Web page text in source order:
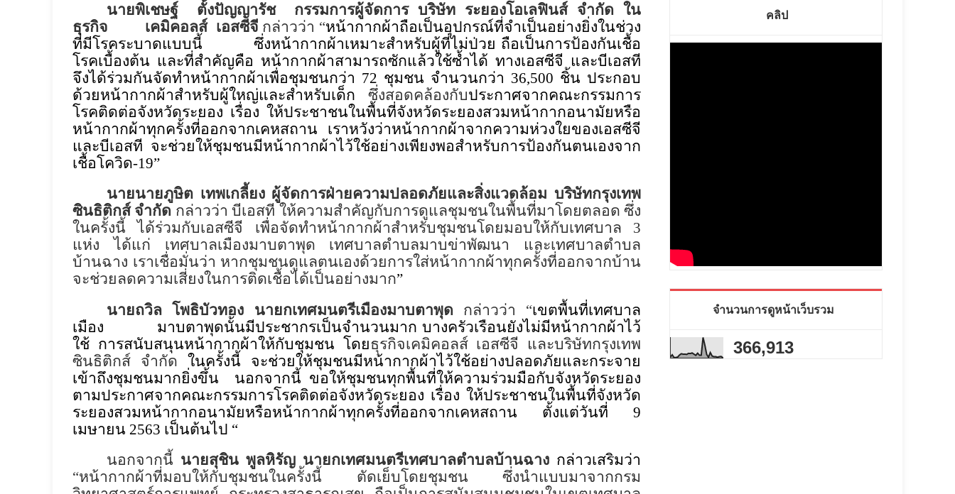
นายพิเชษฐ์ ตั้งปัญญารัช
กรรมการผู้จัดการ บริษัท ระยองโอเลฟินส์ จำกัด ใน
ธุรกิจ
เคมิคอลส์ เอสซีจี กล่าวว่า “หน้ากากผ้าถือเป็นอุปกรณ์ที่จำเป็นอย่างยิ่งในช่วง
ที่มีโรคระบาดแบบนี้
ซึ่งหน้ากากผ้าเหมาะสำหรับผู้ที่ไม่ป่วย ถือเป็นการป้องกันเชื้อ
โรคเบื้องต้น และที่สำคัญคือ หน้ากากผ้าสามารถซักแล้วใช้ซ้ำได้ ทางเอสซีจี และบีเอสที
จึงได้ร่วมกันจัดทำหน้ากากผ้าเพื่อชุมชนกว่า 72 ชุมชน จำนวนกว่า 36,500 ชิ้น ประกอบ
ด้วยหน้ากากผ้าสำหรับผู้ใหญ่และสำหรับเด็ก ซึ่งสอดคล้องกับประกาศจากคณะกรรมการ
โรคติดต่อจังหวัดระยอง เรื่อง ให้ประชาชนในพื้นที่จังหวัดระยองสวมหน้ากากอนามัยหรือ
หน้ากากผ้าทุกครั้งที่ออกจากเคหสถาน
เราหวังว่าหน้ากากผ้าจากความห่วงใยของเอสซีจี
และบีเอสที จะช่วยให้ชุมชนมีหน้ากากผ้าไว้ใช้อย่างเพียงพอสำหรับการป้องกันตนเองจาก
เชื้อโควิด-19”
นายนายภูษิต เทพเกลี้ยง ผู้จัดการฝ่ายความปลอดภัยและสิ่งแวดล้อม บริษัทกรุงเทพ
ซินธิติกส์ จำกัด กล่าวว่า บีเอสที ให้ความสำคัญกับการดูแลชุมชนในพื้นที่มาโดยตลอด ซึ่ง
ในครั้งนี้ ได้ร่วมกับเอสซีจี เพื่อจัดทำหน้ากากผ้าสำหรับชุมชนโดยมอบให้กับเทศบาล 3
แห่ง ได้แก่ เทศบาลเมืองมาบตาพุด เทศบาลตำบลมาบข่าพัฒนา และเทศบาลตำบล
บ้านฉาง เราเชื่อมั่นว่า หากชุมชนดูแลตนเองด้วยการใส่หน้ากากผ้าทุกครั้งที่ออกจากบ้าน
จะช่วยลดความเสี่ยงในการติดเชื้อได้เป็นอย่างมาก”
นายถวิล โพธิบัวทอง นายกเทศมนตรีเมืองมาบตาพุด กล่าวว่า “เขตพื้นที่เทศบาล
เมือง
มาบตาพุดนั้นมีประชากรเป็นจำนวนมาก บางครัวเรือนยังไม่มีหน้ากากผ้าไว้
ใช้ การสนับสนุนหน้ากากผ้าให้กับชุมชน โดยธุรกิจเคมิคอลส์ เอสซีจี และบริษัทกรุงเทพ
ซินธิติกส์ จำกัด ในครั้งนี้ จะช่วยให้ชุมชนมีหน้ากากผ้าไว้ใช้อย่างปลอดภัยและกระจาย
เข้าถึงชุมชนมากยิ่งขึ้น
นอกจากนี้ ขอให้ชุมชนทุกพื้นที่ให้ความร่วมมือกับจังหวัดระยอง
ตามประกาศจากคณะกรรมการโรคติดต่อจังหวัดระยอง เรื่อง ให้ประชาชนในพื้นที่จังหวัด
ระยองสวมหน้ากากอนามัยหรือหน้ากากผ้าทุกครั้งที่ออกจากเคหสถาน ตั้งแต่วันที่ 9
เมษายน 2563 เป็นต้นไป “
นอกจากนี้ นายสุชิน พูลหิรัญ นายกเทศมนตรีเทศบาลตำบลบ้านฉาง กล่าวเสริมว่า
“หน้ากากผ้าที่มอบให้กับชุมชนในครั้งนี้ ตัดเย็บโดยชุมชน ซึ่งนำแบบมาจากกรม
คลิป
จำนวนการดูหน้าเว็บรวม
366,913